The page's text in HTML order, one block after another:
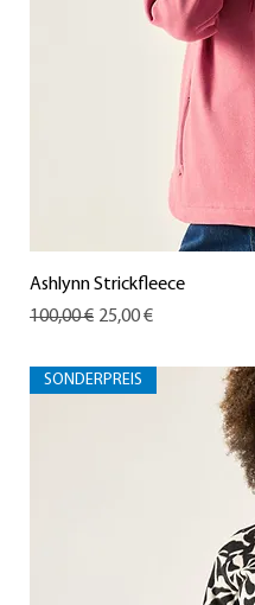
Ashlynn Strickfleece
Standardpreis
100,00 € Sale-Preis
25,00 €
SONDERPREIS